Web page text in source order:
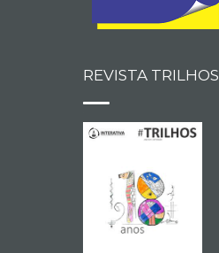
REVISTA TRILHOS